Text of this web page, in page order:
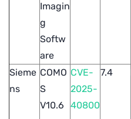
Imagin
g
Softw
are
Sieme
ns
COMO
S
V10.6
CVE-
2025-
40800
7.4